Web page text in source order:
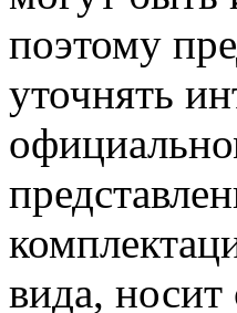
поэтому
уточнять
вида,